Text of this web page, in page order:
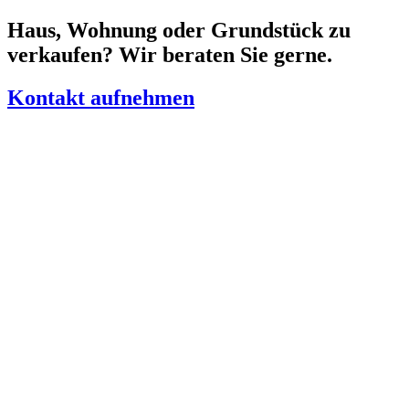
Zum
Inhalt
springen
Haus, Wohnung oder Grundstück zu
verkaufen? Wir beraten Sie gerne.
Kontakt aufnehmen